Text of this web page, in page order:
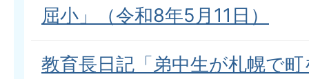
屈小」（令和8年5月11日）
教育長日記「弟中生が札幌で